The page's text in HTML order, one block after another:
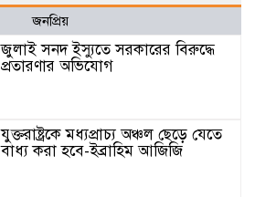
জনপ্রিয়
জুলাই সনদ ইস্যুতে সরকারের বিরুদ্ধে
প্রতারণার অভিযোগ
যুক্তরাষ্ট্রকে মধ্যপ্রাচ্য অঞ্চল ছেড়ে যেতে
বাধ্য করা হবে-ইব্রাহিম আজিজি